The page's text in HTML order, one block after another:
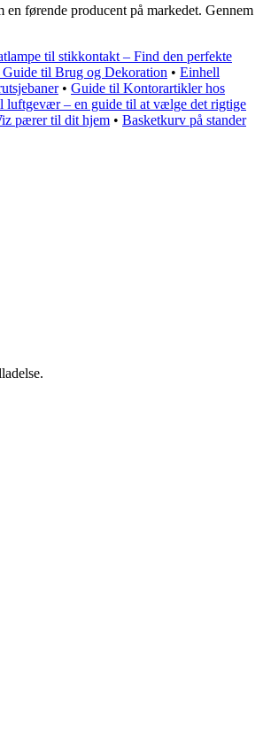
førende producent på markedet. Gennem
til stikkontakt – Find den perfekte
til Brug og Dekoration • Einhell
• Guide til Kontorartikler hos
luftgevær – en guide til at vælge det rigtige
pærer til dit hjem • Basketkurv på stander